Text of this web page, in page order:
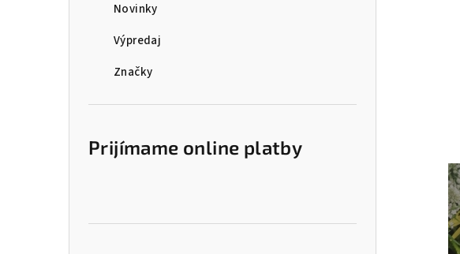
Novinky
Výpredaj
Značky
Prijímame online platby